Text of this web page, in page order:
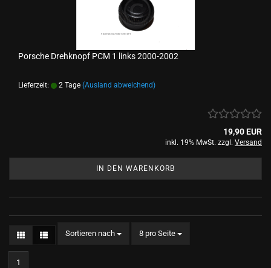
Porsche Drehknopf PCM 1 links 2000-2002
Lieferzeit: 2 Tage (Ausland abweichend)
19,90 EUR
inkl. 19% MwSt. zzgl. Versand
IN DEN WARENKORB
Sortieren nach
Sortieren nach 8 pro Seite
pro Seite
1